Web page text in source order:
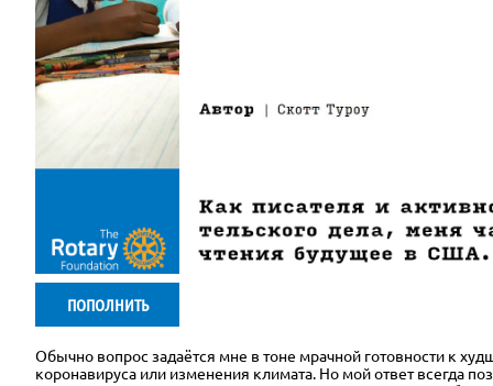
Обычно вопрос задаётся мне в тоне мрачной готовности к
коронавируса или изменения климата. Но мой ответ всегда
ПОПОЛНИТЬ